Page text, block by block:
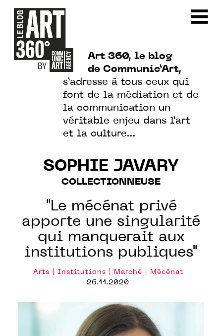
Art 360, le blog
de Communic’Art,
s’adresse à tous ceux qui
font de la médiation et de
la communication un
véritable enjeu dans l’art
et la culture…
SOPHIE JAVARY
COLLECTIONNEUSE
"Le mécénat privé
apporte une singularité
qui manquerait aux
institutions publiques"
Arts | Institutions | Marché | Mécénat
26.11.2020